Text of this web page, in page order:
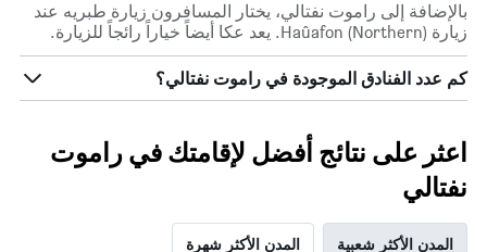
بالإضافة إلى راموت نفتالي، يختار المسافرون زيارة طبريه عند
زيارة Haûafon (Northern). يعد عكا أيضاً خياراً رائجاً للزيارة.
كم عدد الفنادق الموجودة في راموت نفتالي؟
اعثر على نتائج أفضل لإقامتك في راموت
نفتالي
المدن الأكثر شعبية المدن الأكثر شهرة